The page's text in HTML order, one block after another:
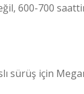
600-700
sürüş için